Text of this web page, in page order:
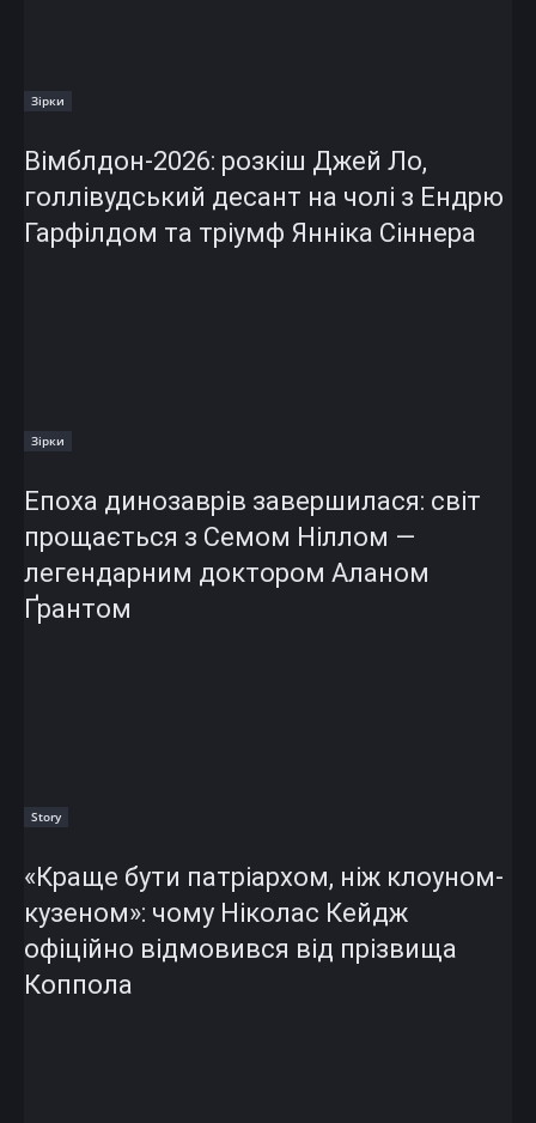
Зірки
Вімблдон-2026: розкіш Джей Ло,
голлівудський десант на чолі з Ендрю
Гарфілдом та тріумф Янніка Сіннера
Зірки
Епоха динозаврів завершилася: світ
прощається з Семом Ніллом —
легендарним доктором Аланом
Ґрантом
Story
«Краще бути патріархом, ніж клоуном-
кузеном»: чому Ніколас Кейдж
офіційно відмовився від прізвища
Коппола